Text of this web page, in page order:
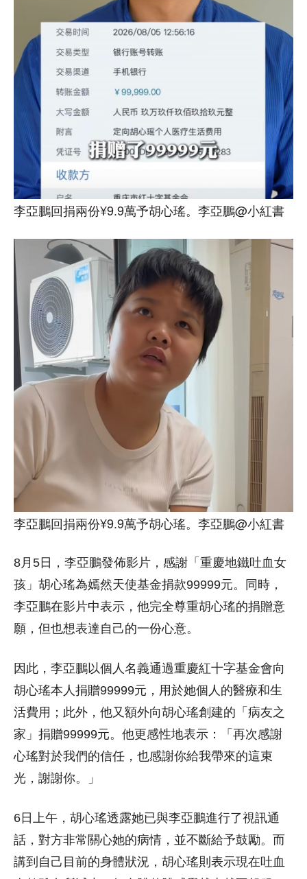
李亞鵬回捐兩份¥9.9萬予胡心瑤。李亞鵬@小紅書
李亞鵬回捐兩份¥9.9萬予胡心瑤。李亞鵬@小紅書
8月5日，李亞鵬發佈影片，感謝「重慶地鐵吐血女
孩」胡心瑤為嫣然天使基金捐款99999元。同時，
李亞鵬在影片中表示，他完全尊重胡心瑤的捐贈意
願，但也想表達自己的一份心意。
因此，李亞鵬以個人名義通過重慶紅十字基金會向
胡心瑤本人捐贈99999元，用於她個人的醫療和生
活費用；此外，他又額外向胡心瑤創建的「病友之
家」捐贈99999元。他更感性地表示：「再次感謝
心瑤對於我們的信任，也感謝你給我帶來的這束
光，謝謝你。」
6日上午，胡心瑤透露她已與李亞鵬進行了視訊通
話，對方非常關心她的病情，並不斷給予鼓勵。而
講到自己目前的身體狀況，胡心瑤則表示現在吐血